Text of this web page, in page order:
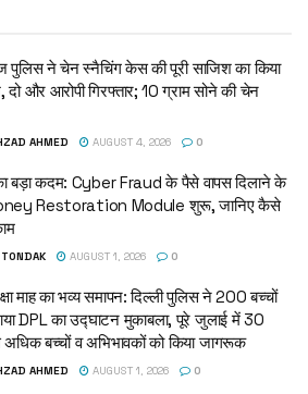
पुलिस ने चेन स्नैचिंग केस की पूरी साजिश का किया
दो और आरोपी गिरफ्तार; 10 ग्राम सोने की चेन
AHMED AUGUST 4, 2026 0
बड़ा कदम: Cyber Fraud के पैसे वापस दिलाने के
Restoration Module शुरू, जानिए कैसे
AUGUST 1, 2026 0
माह का भव्य समापन: दिल्ली पुलिस ने 200 बच्चों
DPL का उद्घाटन मुकाबला, पूरे जुलाई में 30
बच्चों व अभिभावकों को किया जागरूक
AHMED AUGUST 1, 2026 0